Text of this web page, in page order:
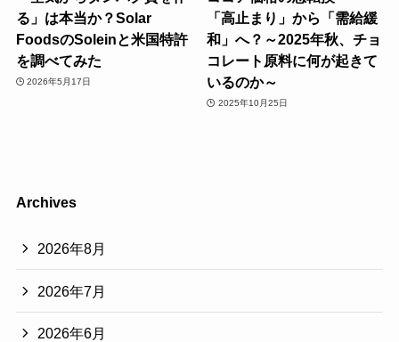
る」は本当か？Solar
FoodsのSoleinと米国特許
を調べてみた
2026年5月17日
「高止まり」から「需給緩
和」へ？～2025年秋、チョ
コレート原料に何が起きて
いるのか～
2025年10月25日
Archives
2026年8月
2026年7月
2026年6月